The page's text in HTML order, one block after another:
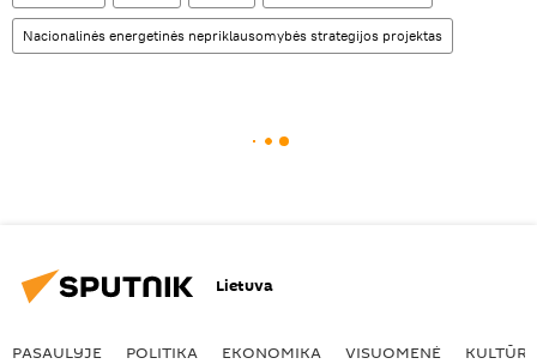
Nacionalinės energetinės nepriklausomybės strategijos projektas
Lietuva
PASAULYJE POLITIKA EKONOMIKA VISUOMENĖ KULTŪRA